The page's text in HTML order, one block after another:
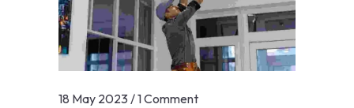
18 May 2023/1 Comment